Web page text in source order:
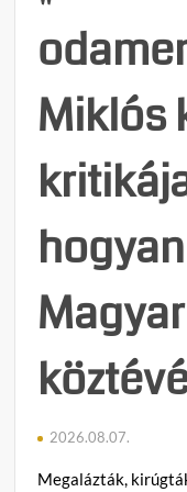
Miklós
2026.08.07.
Megalázták,